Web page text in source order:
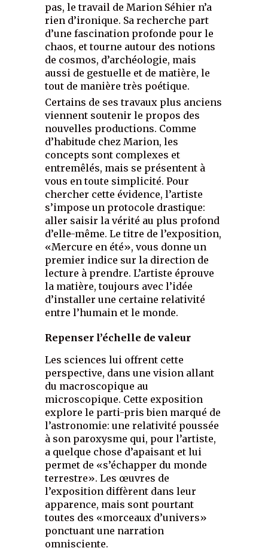
pas, le travail de Marion Séhier n’a
rien d’ironique. Sa recherche part
d’une fascination profonde pour le
chaos, et tourne autour des notions
de cosmos, d’archéologie, mais
aussi de gestuelle et de matière, le
tout de manière très poétique.
Certains de ses travaux plus anciens
viennent soutenir le propos des
nouvelles productions. Comme
d’habitude chez Marion, les
concepts sont complexes et
entremêlés, mais se présentent à
vous en toute simplicité. Pour
chercher cette évidence, l’artiste
s’impose un protocole drastique:
aller saisir la vérité au plus profond
d’elle-même. Le titre de l’exposition,
«Mercure en été», vous donne un
premier indice sur la direction de
lecture à prendre. L’artiste éprouve
la matière, toujours avec l’idée
d’installer une certaine relativité
entre l’humain et le monde.
Repenser l’échelle de valeur
Les sciences lui offrent cette
perspective, dans une vision allant
du macroscopique au
microscopique. Cette exposition
explore le parti-pris bien marqué de
l’astronomie: une relativité poussée
à son paroxysme qui, pour l’artiste,
a quelque chose d’apaisant et lui
permet de «s’échapper du monde
terrestre». Les œuvres de
l’exposition diffèrent dans leur
apparence, mais sont pourtant
toutes des «morceaux d’univers»
ponctuant une narration
omnisciente.